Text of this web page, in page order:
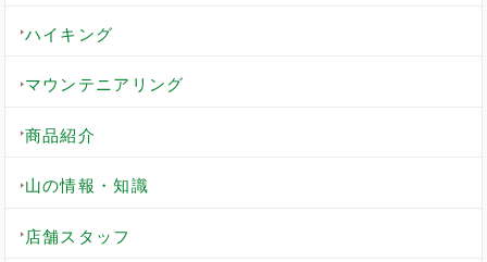
ハイキング
マウンテニアリング
商品紹介
山の情報・知識
店舗スタッフ